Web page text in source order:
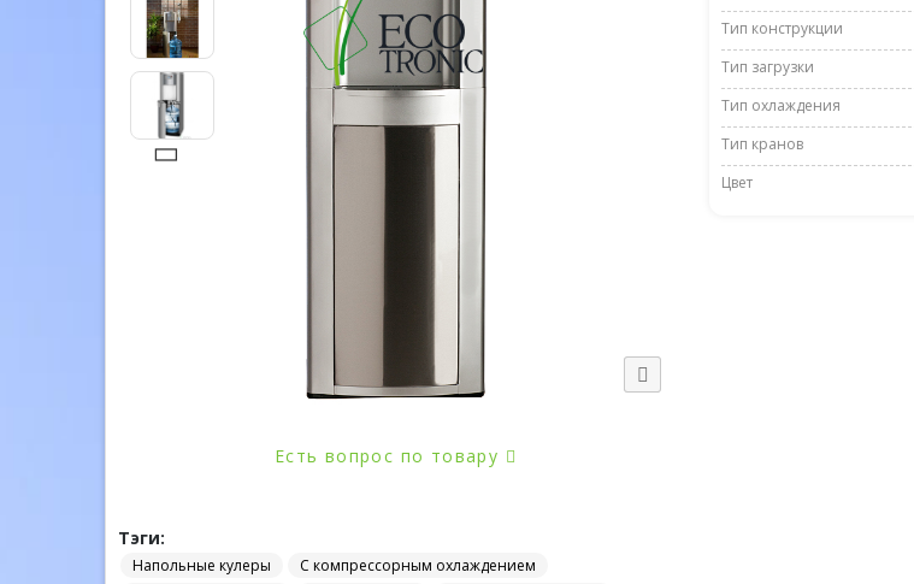
Есть вопрос по товару
Тэги:
Напольные кулеры
С компрессорным охлаждением
Тип конструкции
Тип загрузки
Тип охлаждения
Тип кранов
Цвет